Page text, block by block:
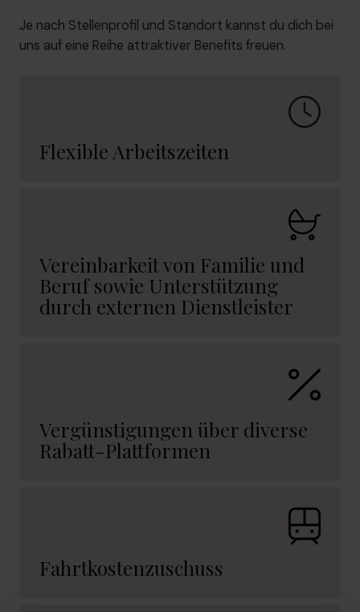
Je nach Stellenprofil und Standort kannst du dich bei
uns auf eine Reihe attraktiver Benefits freuen.
Flexible Arbeitszeiten
Vereinbarkeit von Familie und
Beruf sowie Unterstützung
durch externen Dienstleister
Vergünstigungen über diverse
Rabatt-Plattformen
Fahrtkostenzuschuss